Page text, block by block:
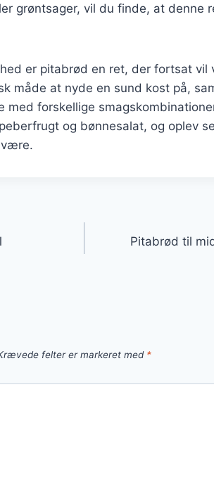
grøntsager, vil du finde, at denne
er pitabrød en ret, der fortsat
måde at nyde en sund kost på,
med forskellige
og bønnesalat, og oplev
være.
Pitabrød til
felter er markeret med *